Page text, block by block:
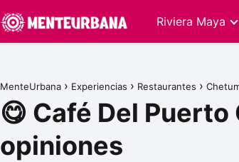
Riviera Maya
MenteUrbana Experiencias Restaurantes
😋 Café Del
opiniones